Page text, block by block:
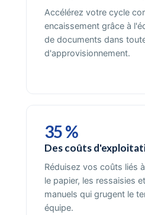
Accélérez votre cycle
encaissement grâce à
de documents dans
d'approvisionnement.
35 %
Des coûts
Réduisez vos coûts liés
le papier, les ressaisies
manuels qui grugent le
équipe.